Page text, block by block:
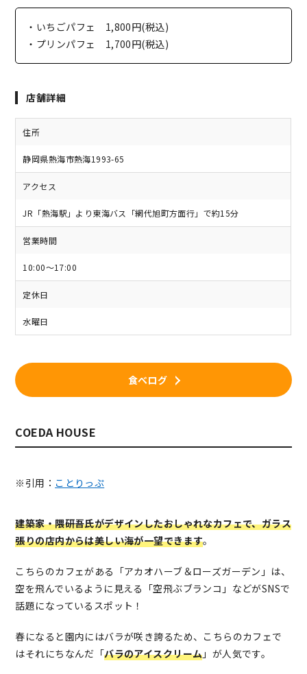
・いちごパフェ 1,800円(税込)
・プリンパフェ 1,700円(税込)
店舗詳細
住所
静岡県熱海市熱海1993-65
アクセス
JR「熱海駅」より東海バス「網代旭町方面行」で約15分
営業時間
10:00～17:00
定休日
水曜日
食べログ
COEDA HOUSE
※引用： ことりっぷ
建築家・隈研吾氏がデザインしたおしゃれなカフェで、ガラス
張りの店内からは美しい海が一望できます。
こちらのカフェがある「アカオハーブ＆ローズガーデン」は、
空を飛んでいるように見える「空飛ぶブランコ」などがSNSで
話題になっているスポット！
春になると園内にはバラが咲き誇るため、こちらのカフェで
はそれにちなんだ「バラのアイスクリーム 」が人気です。